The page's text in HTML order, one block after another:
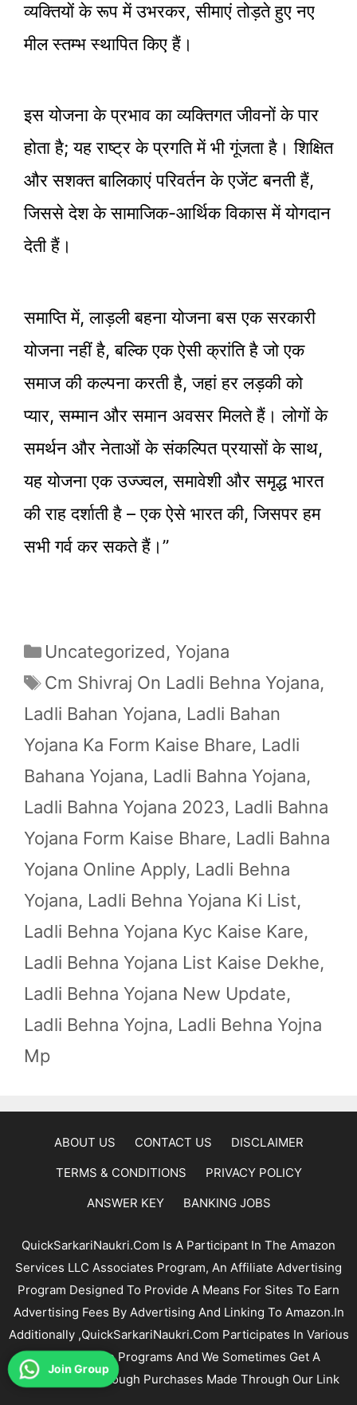
व्यक्तियों के रूप में उभरकर, सीमाएं तोड़ते हुए नए
मील स्तम्भ स्थापित किए हैं।
इस योजना के प्रभाव का व्यक्तिगत जीवनों के पार
होता है; यह राष्ट्र के प्रगति में भी गूंजता है। शिक्षित
और सशक्त बालिकाएं परिवर्तन के एजेंट बनती हैं,
जिससे देश के सामाजिक-आर्थिक विकास में योगदान
देती हैं।
समाप्ति में, लाड़ली बहना योजना बस एक सरकारी
योजना नहीं है, बल्कि एक ऐसी क्रांति है जो एक
समाज की कल्पना करती है, जहां हर लड़की को
प्यार, सम्मान और समान अवसर मिलते हैं। लोगों के
समर्थन और नेताओं के संकल्पित प्रयासों के साथ,
यह योजना एक उज्ज्वल, समावेशी और समृद्ध भारत
की राह दर्शाती है – एक ऐसे भारत की, जिसपर हम
सभी गर्व कर सकते हैं।”
Categories
Uncategorized,Yojana
Tags
Cm Shivraj On Ladli Behna Yojana,
Ladli Bahan Yojana, Ladli Bahan
Yojana Ka Form Kaise Bhare, Ladli
Bahana Yojana, Ladli Bahna Yojana,
Ladli Bahna Yojana 2023, Ladli Bahna
Yojana Form Kaise Bhare, Ladli Bahna
Yojana Online Apply, Ladli Behna
Yojana, Ladli Behna Yojana Ki List,
Ladli Behna Yojana Kyc Kaise Kare,
Ladli Behna Yojana List Kaise Dekhe,
Ladli Behna Yojana New Update,
Ladli Behna Yojna, Ladli Behna Yojna
Mp
ABOUT US CONTACT US
DISCLAIMER
TERMS & CONDITIONS
PRIVACY POLICY
ANSWER KEY
BANKING JOBS
QuickSarkariNaukri.com Is A Participant In The Amazon
Services LLC Associates Program, An Affiliate Advertising
Program Designed To Provide A Means For Sites To Earn
Advertising Fees By Advertising And Linking To Amazon.In
Additionally ,QuickSarkariNaukri.com Participates In Various
Other Affiliate Programs And We Sometimes Get A
Commission Through Purchases Made Through Our Link
Join Group